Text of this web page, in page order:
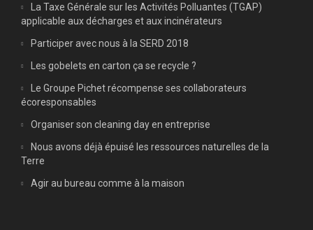
La Taxe Générale sur les Activités Polluantes (TGAP)
applicable aux décharges et aux incinérateurs
Participer avec nous à la SERD 2018
Les gobelets en carton ça se recycle ?
Le Groupe Pichet récompense ses collaborateurs
écoresponsables
Organiser son cleaning day en entreprise
Nous avons déjà épuisé les ressources naturelles de la
Terre
Agir au bureau comme à la maison